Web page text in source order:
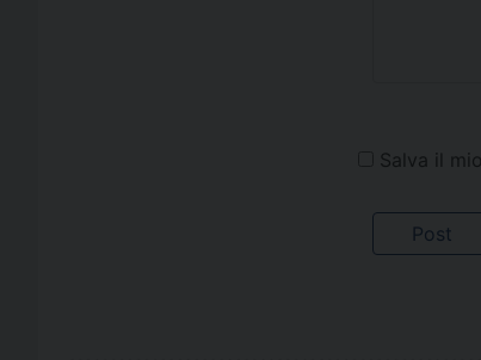
Salva il